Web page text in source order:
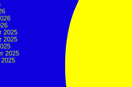
2025
2025
2025